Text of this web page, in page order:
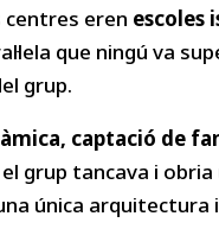
eren escoles
que ningú va
grup.
captació de
grup tancava i
única arquitectura